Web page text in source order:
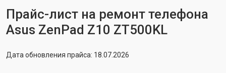
Прайс-лист на ремонт телефона
Asus ZenPad Z10 ZT500KL
Дата обновления прайса: 18.07.2026